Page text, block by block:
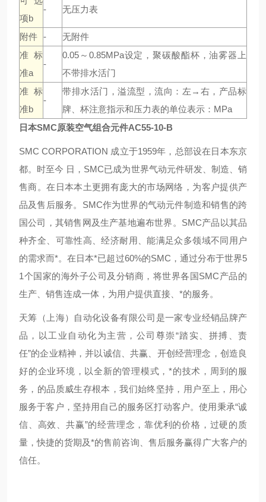
项b
- 无压力表
附件 -
无附件
准标
准a
-
0.05～0.85MPa设定，聚碳酸酯杯，油雾器上
不带排水活门
准标
准b
-
带排水活门，溢流型，流向：左→右，产品标
牌、杯注意指示和压力表的单位表示：MPa
日本SMC原装空气组合元件AC55-10-B
SMC CORPORATION 成立于1959年，总部设在日本东京
都。时至今 日，SMC已成为世界气动元件研发、制造、销
售商。在日本本土更拥有庞大的市场网络，为客户提供产
品及售后服务。SMC作为世界的气动元件制造和销售的跨
国公司，其销售网及生产基地遍布世界。SMC产品以其品
种齐全、可靠性高、经济耐用、能满足众多领域不同用户
的需求而*。在日本*已超过60%的SMC，通过分布于世界5
1个国家的海外子公司及分销商，将世界各国SMC产品的
生产、销售连成一体，为用户提供直接、*的服务。
天筹（上海）自动化设备有限公司是一家专业经销品牌产
品，以工业自动化为主营，公司尊崇“踏实、拼搏、责
任”的企业精神，并以诚信、共赢、开创经营理念，创造良
好的企业环境，以全新的管理模式，*的技术，周到的服
务，的品质威生存根本，我们始终坚持，用户至上，用心
服务于客户，坚持用自己的服务区打动客户。使用秉承“诚
信、高效、共赢”的经营理念，靠优利的价格，过硬的质
量，快捷的货期及*的售前咨询、售后服务赢得广大客户的
信任。